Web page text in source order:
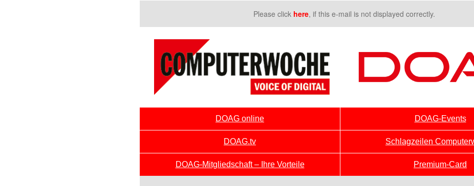
Please click here, if this e-mail is not displayed correctly.
DOAG online DOAG-Events
DOAG.tv Schlagzeilen
DOAG-Mitgliedschaft – Ihre Vorteile Premium-Card